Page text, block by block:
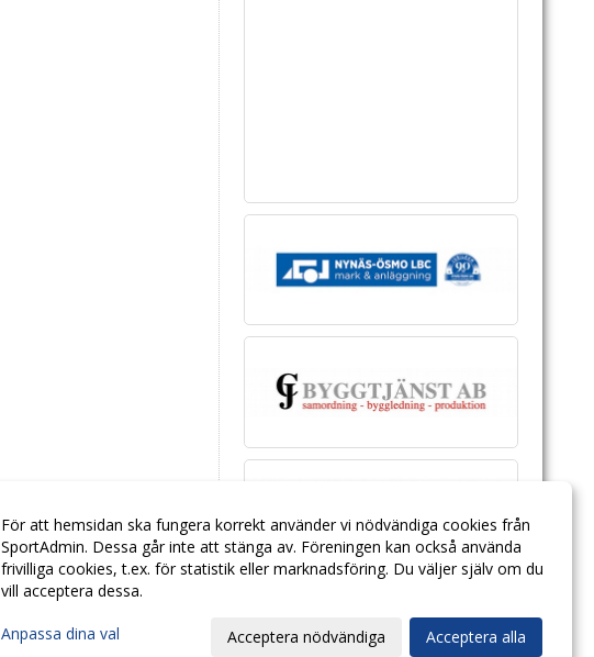
För att hemsidan ska fungera korrekt använder vi nödvändiga cookies från
SportAdmin. Dessa går inte att stänga av. Föreningen kan också använda
frivilliga cookies, t.ex. för statistik eller marknadsföring. Du väljer själv om du
vill acceptera dessa.
Anpassa dina val Acceptera nödvändiga Acceptera alla